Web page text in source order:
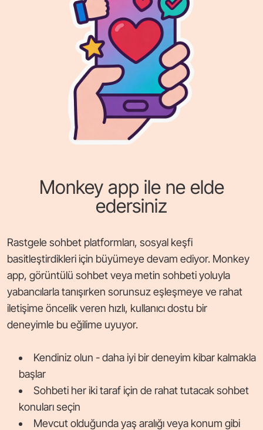
Monkey app ile ne elde
edersiniz
Rastgele sohbet platformları, sosyal keşfi
basitleştirdikleri için büyümeye devam ediyor. Monkey
app, görüntülü sohbet veya metin sohbeti yoluyla
yabancılarla tanışırken sorunsuz eşleşmeye ve rahat
iletişime öncelik veren hızlı, kullanıcı dostu bir
deneyimle bu eğilime uyuyor.
Kendiniz olun - daha iyi bir deneyim kibar kalmakla
başlar
Sohbeti her iki taraf için de rahat tutacak sohbet
konuları seçin
Mevcut olduğunda yaş aralığı veya konum gibi